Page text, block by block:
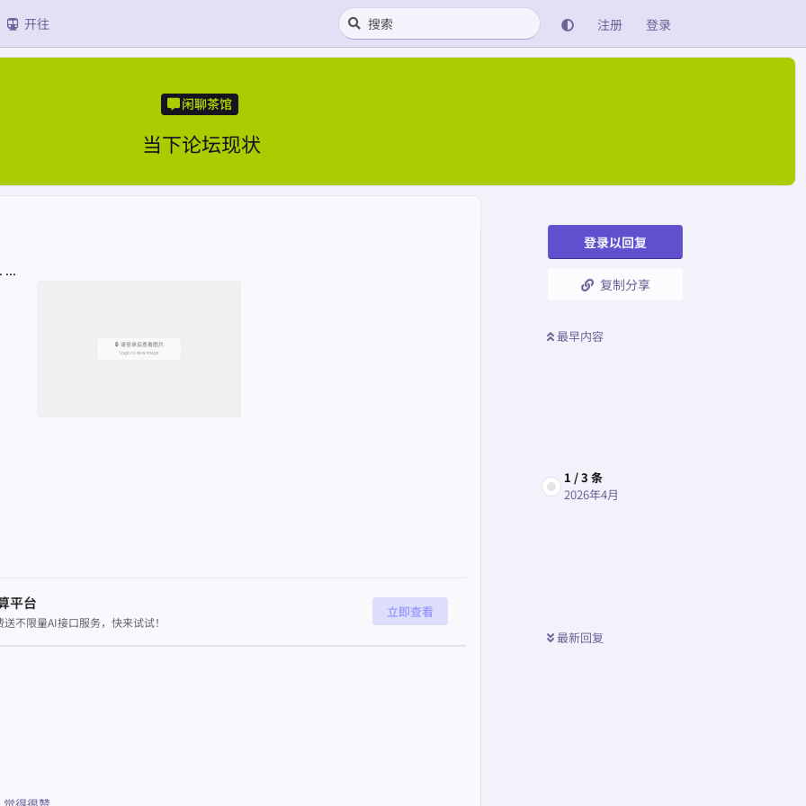
开往 注册 登录
闲聊茶馆
当下论坛现状
登录以回复
复制分享
最早内容
1 /3 条
2026年4月
最新回复
...
平台
不限量AI接口服务，快来试试！
立即查看